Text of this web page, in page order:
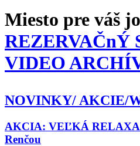
Miesto pre váš
REZERVAČnÝ
VIDEO
NOVINKY/ AKCIE/
AKCIA: VEĽKÁ
Renčou